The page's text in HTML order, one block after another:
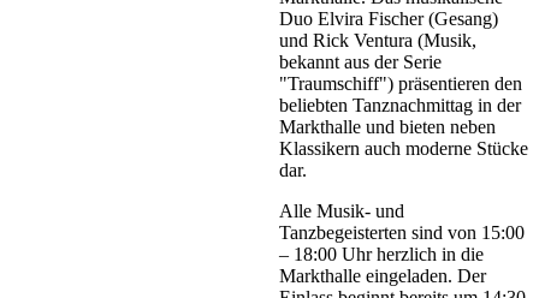
Duo Elvira Fischer (Gesang)
und Rick Ventura (Musik,
bekannt aus der Serie
"Traumschiff") präsentieren den
beliebten Tanznachmittag in der
Markthalle und bieten neben
Klassikern auch moderne Stücke
dar.
Alle Musik- und
Tanzbegeisterten sind von 15:00
– 18:00 Uhr herzlich in die
Markthalle eingeladen. Der